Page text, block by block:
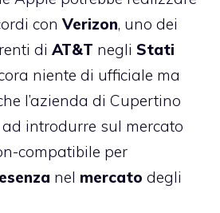
conVerizon, uno dei
di AT&T negli Stati
niente di ufficiale ma
l’azienda di Cupertino
introdurre sul mercato
compatibile per
nel mercato degli